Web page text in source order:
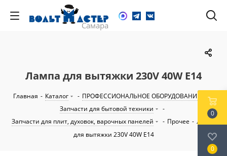
Лампа для вытяжки 230V 40W E14
Главная - Каталог - ПРОФЕССИОНАЛЬНОЕ ОБОРУДОВАНИЕ
-
Запчасти для бытовой техники
-
Запчасти для плит, духовок, варочных панелей
- Прочее - Лампа
для вытяжки 230V 40W E14
0
0